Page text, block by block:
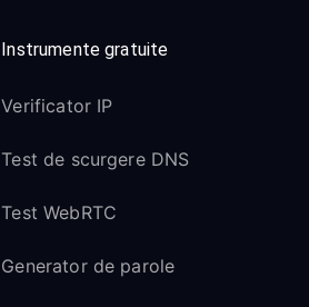
Instrumente gratuite
Verificator IP
Test de scurgere DNS
Test WebRTC
Generator de parole